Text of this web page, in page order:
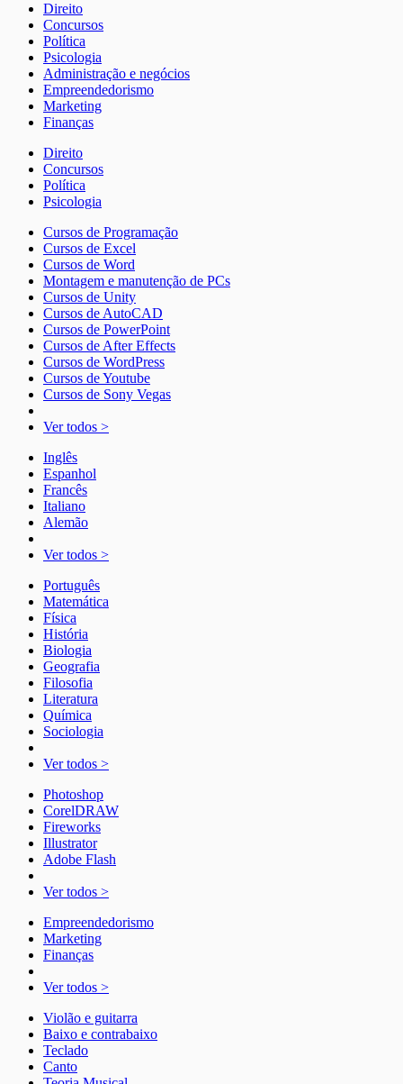
Direito
Concursos
Política
Psicologia
Administração e negócios
Empreendedorismo
Marketing
Finanças
Direito
Concursos
Política
Psicologia
Cursos de Programação
Cursos de Excel
Cursos de Word
Montagem e manutenção de PCs
Cursos de Unity
Cursos de AutoCAD
Cursos de PowerPoint
Cursos de After Effects
Cursos de WordPress
Cursos de Youtube
Cursos de Sony Vegas
Ver todos >
Inglês
Espanhol
Francês
Italiano
Alemão
Ver todos >
Português
Matemática
Física
História
Biologia
Geografia
Filosofia
Literatura
Química
Sociologia
Ver todos >
Photoshop
CorelDRAW
Fireworks
Illustrator
Adobe Flash
Ver todos >
Empreendedorismo
Marketing
Finanças
Ver todos >
Violão e guitarra
Baixo e contrabaixo
Teclado
Canto